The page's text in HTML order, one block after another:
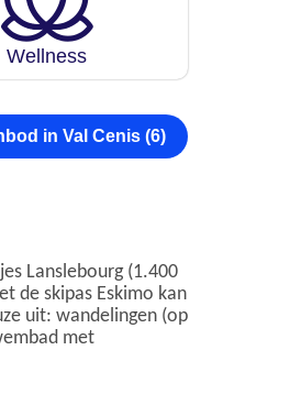
Wellness
in Val Cenis (6)
Lanslebourg (1.400
de skipas Eskimo kan
uit: wandelingen (op
met